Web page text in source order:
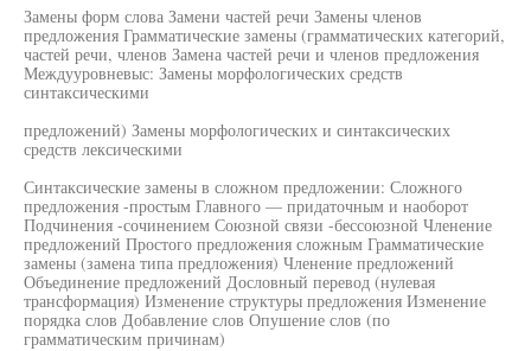
Замены форм слова Замени частей речи Замены членов
предложения Грамматические замены (грамматических категорий,
частей речи, членов Замена частей речи и членов предложения
Междууровневыс: Замены морфологических средств
синтаксическими
предложений) Замены морфологических и синтаксических
средств лексическими
Синтаксические замены в сложном предложении: Сложного
предложения -простым Главного — придаточным и наоборот
Подчинения -сочинением Союзной связи -бессоюзной Членение
предложений Простого предложения сложным Грамматические
замены (замена типа предложения) Членение предложений
Объединение предложений Дословный перевод (нулевая
трансформация) Изменение структуры предложения Изменение
порядка слов Добавление слов Опушение слов (по
грамматическим причинам)